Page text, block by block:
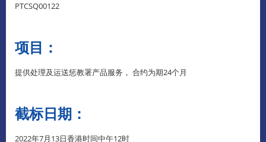
PTCSQ00122
项目：
提供处理及运送惩教署产品服务， 合约为期24个月
截标日期：
2022年7月13日香港时间中午12时